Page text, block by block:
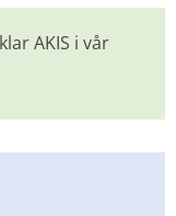
AKIS i vår